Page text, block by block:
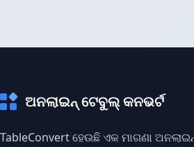
ଅନଲାଇନ୍ ଟେବୁଲ୍ କନଭର୍ଟ
TableConvert ହେଉଛି ଏକ ମାଗଣା